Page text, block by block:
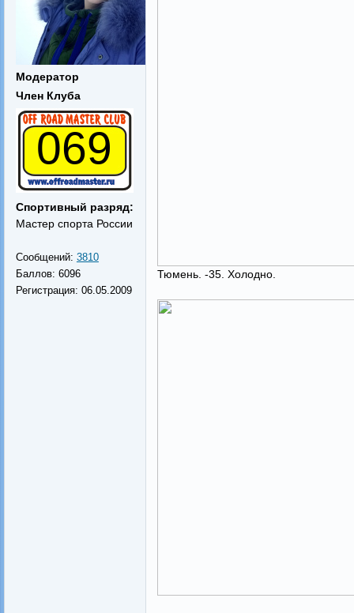
Модератор
Член Клуба
069
Спортивный разряд:
Мастер спорта России
Сообщений: 3810
Баллов: 6096
Регистрация: 06.05.2009
Тюмень. -35. Холодно.